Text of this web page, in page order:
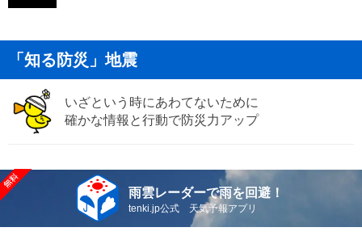
「知る防災」地震
いざという時にあわてないために
確かな情報と行動で防災力アップ
雨雲レーダーで雨を回避！
tenki.jp公式 天気予報アプリ